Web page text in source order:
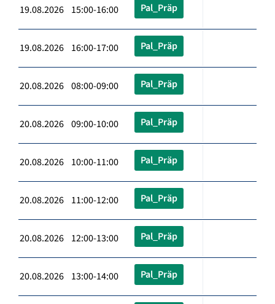
19.08.2026 15:00-16:00 Pal_Präp
19.08.2026 16:00-17:00 Pal_Präp
20.08.2026 08:00-09:00 Pal_Präp
20.08.2026 09:00-10:00 Pal_Präp
20.08.2026 10:00-11:00 Pal_Präp
20.08.2026 11:00-12:00 Pal_Präp
20.08.2026 12:00-13:00 Pal_Präp
20.08.2026 13:00-14:00 Pal_Präp